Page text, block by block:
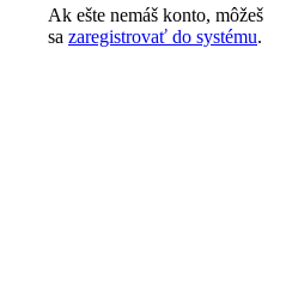
Ak ešte nemáš konto, môžeš
sa zaregistrovať do systému.